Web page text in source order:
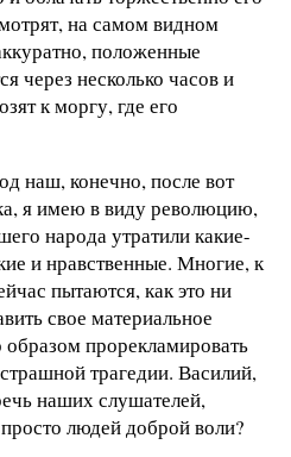
на самом видном
положенные
через несколько часов и
к моргу, где его
наш, конечно, после вот
я имею в виду революцию,
народа утратили какие-
и нравственные. Многие, к
пытаются, как это ни
свое материальное
прорекламировать
трагедии. Василий,
наших слушателей,
людей доброй воли?